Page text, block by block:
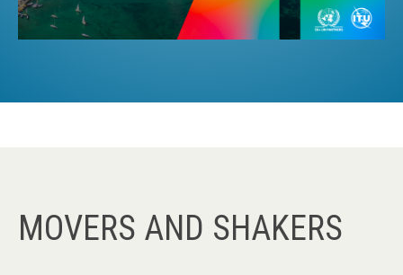
MOVERS AND SHAKERS